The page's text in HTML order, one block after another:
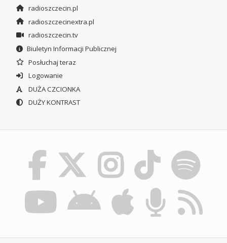
radioszczecin.pl
radioszczecinextra.pl
radioszczecin.tv
Biuletyn Informacji Publicznej
Posłuchaj teraz
Logowanie
DUŻA CZCIONKA
DUŻY KONTRAST